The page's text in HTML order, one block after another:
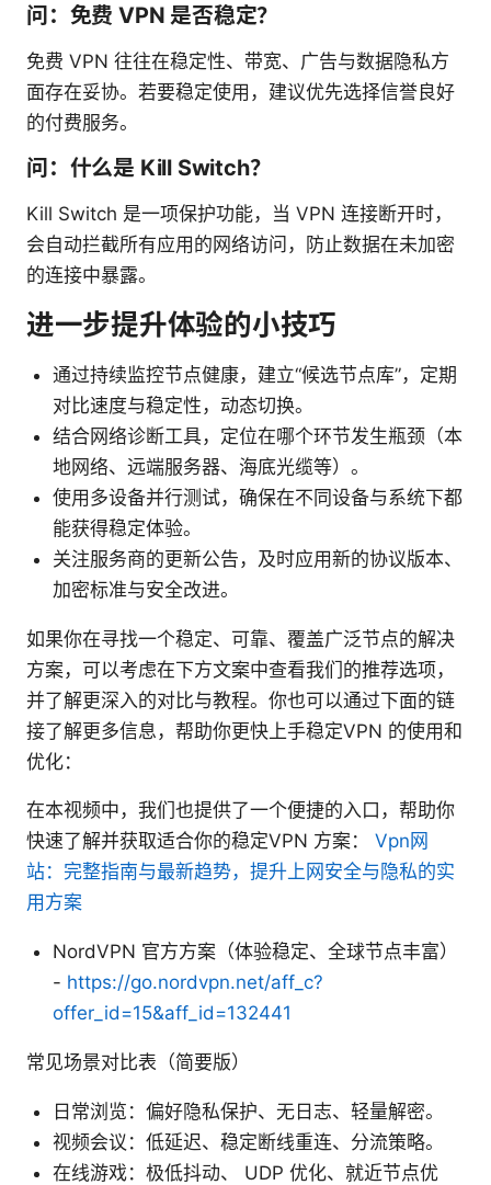
问：免费 VPN 是否稳定？
免费 VPN 往往在稳定性、带宽、广告与数据隐私方
面存在妥协。若要稳定使用，建议优先选择信誉良好
的付费服务。
问：什么是 Kill Switch？
Kill Switch 是一项保护功能，当 VPN 连接断开时，
会自动拦截所有应用的网络访问，防止数据在未加密
的连接中暴露。
进一步提升体验的小技巧
通过持续监控节点健康，建立“候选节点库”，定期
对比速度与稳定性，动态切换。
结合网络诊断工具，定位在哪个环节发生瓶颈（本
地网络、远端服务器、海底光缆等）。
使用多设备并行测试，确保在不同设备与系统下都
能获得稳定体验。
关注服务商的更新公告，及时应用新的协议版本、
加密标准与安全改进。
如果你在寻找一个稳定、可靠、覆盖广泛节点的解决
方案，可以考虑在下方文案中查看我们的推荐选项，
并了解更深入的对比与教程。你也可以通过下面的链
接了解更多信息，帮助你更快上手稳定VPN 的使用和
优化：
在本视频中，我们也提供了一个便捷的入口，帮助你
快速了解并获取适合你的稳定VPN 方案： Vpn网
站：完整指南与最新趋势，提升上网安全与隐私的实
用方案
NordVPN 官方方案（体验稳定、全球节点丰富）
- https://go.nordvpn.net/aff_c?
offer_id=15&aff_id=132441
常见场景对比表（简要版）
日常浏览：偏好隐私保护、无日志、轻量解密。
视频会议：低延迟、稳定断线重连、分流策略。
在线游戏：极低抖动、 UDP 优化、就近节点优